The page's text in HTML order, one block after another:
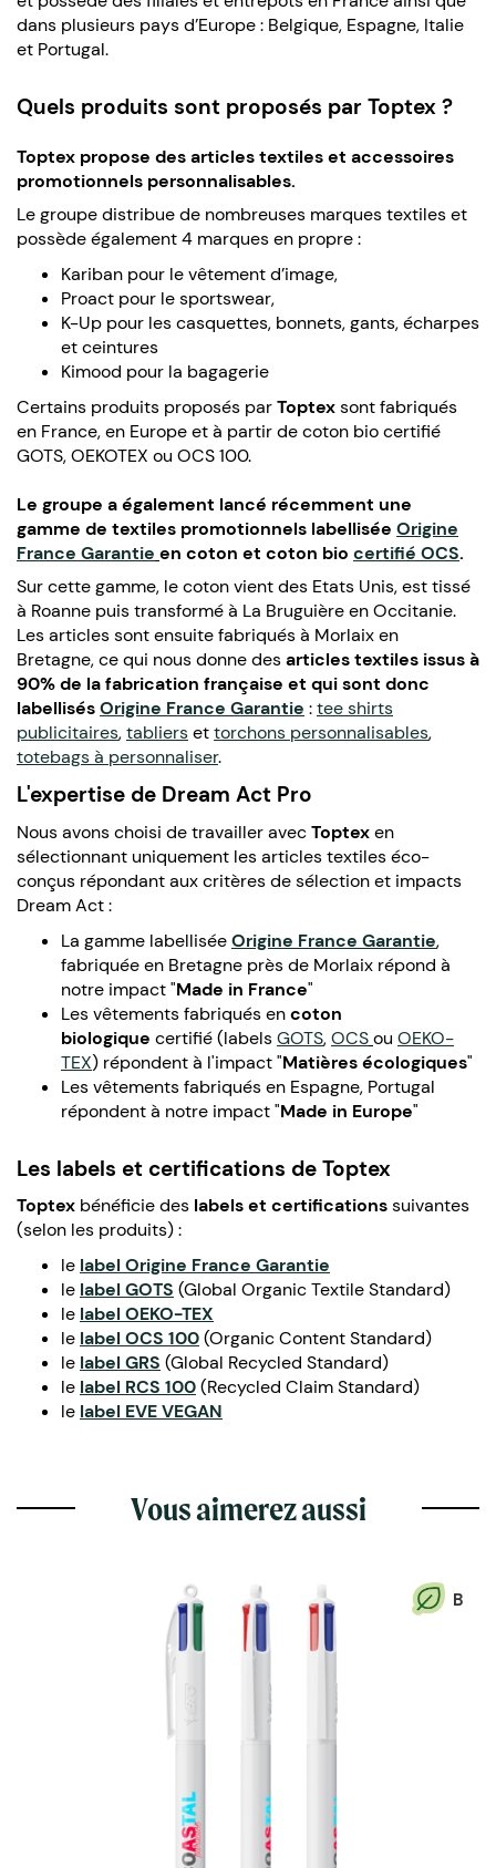
dans plusieurs pays d’Europe : Belgique, Espagne, Italie
et Portugal.
Quels produits sont proposés par Toptex ?
Toptex propose des articles textiles et accessoires
promotionnels personnalisables.
Le groupe distribue de nombreuses marques textiles et
possède également 4 marques en propre :
Kariban pour le vêtement d’image,
Proact pour le sportswear,
K-Up pour les casquettes, bonnets, gants, écharpes
et ceintures
Kimood pour la bagagerie
Certains produits proposés parToptexsont fabriqués
en France, en Europe et à partir de coton bio certifié
GOTS, OEKOTEX ou OCS 100.
Le groupe a également lancé récemment une
gamme de textiles promotionnels labellisée Origine
France Garantie en coton et coton bio certifié OCS.
Sur cette gamme, le coton vient des Etats Unis, est tissé
à Roanne puis transformé à La Bruguière en Occitanie.
Les articles sont ensuite fabriqués à Morlaix en
Bretagne, ce qui nous donne desarticles textiles issus à
90% de la fabrication française et qui sont donc
labellisésOrigine France Garantie :tee shirts
publicitaires,tabliersettorchons personnalisables,
totebags à personnaliser.
L'expertise de Dream Act Pro
Nous avons choisi de travailler avecToptexen
sélectionnant uniquement les articles textiles éco-
conçus répondant aux critères de sélection et impacts
Dream Act :
La gamme labelliséeOrigine France Garantie,
fabriquée en Bretagne près de Morlaix répond à
notre impact "Made in France"
Les vêtements fabriqués encoton
biologique certifié (labelsGOTS,OCSou OEKO-
TEX) répondent à l'impact "Matières écologiques"
Les vêtements fabriqués en Espagne, Portugal
répondent à notre impact "Made in Europe"
Les labels et certifications de Toptex
Toptex bénéficie des labels et certificationssuivantes
(selon les produits) :
le label Origine France Garantie
le label GOTS (Global Organic Textile Standard)
le label OEKO-TEX
le label OCS 100(Organic Content Standard)
le label GRS (Global Recycled Standard)
le label RCS 100(Recycled Claim Standard)
le label EVE VEGAN
Vous aimerez aussi
B